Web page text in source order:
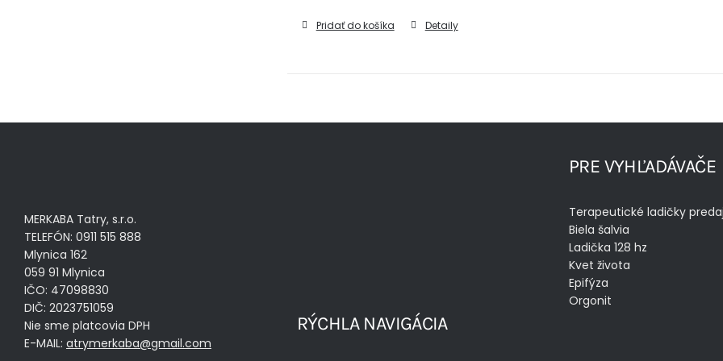
Pridať do košíka Detaily
MERKABA Tatry, s.r.o.
TELEFÓN: 0911 515 888
Mlynica 162
059 91 Mlynica
IČO: 47098830
DIČ: 2023751059
Nie sme platcovia DPH
E-MAIL: atrymerkaba@gmail.com
PRE VYHĽADÁVAČE
Terapeutické ladičky
Biela šalvia
Ladička 128 hz
Kvet života
Epifýza
Orgonit
RÝCHLA NAVIGÁCIA